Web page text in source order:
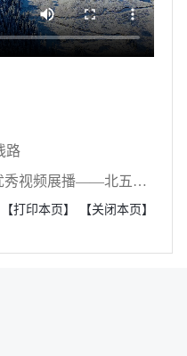
路
下一篇：“乡村四时好风光”优秀视频展播——北五岔镇
【打印本页】 【关闭本页】